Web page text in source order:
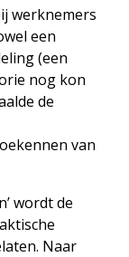
werknemers
een
(een
nog kon
de
van
wordt de
Naar